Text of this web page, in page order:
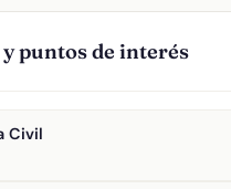
puntos de interés
Civil